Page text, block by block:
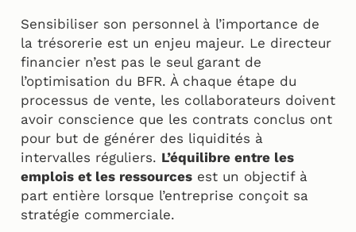
Sensibiliser son personnel à l’importance de
la trésorerie est un enjeu majeur. Le directeur
financier n’est pas le seul garant de
l’optimisation du BFR. À chaque étape du
processus de vente, les collaborateurs doivent
avoir conscience que les contrats conclus ont
pour but de générer des liquidités à
intervalles réguliers. L’équilibre entre les
emplois et les ressources est un objectif à
part entière lorsque l’entreprise conçoit sa
stratégie commerciale.